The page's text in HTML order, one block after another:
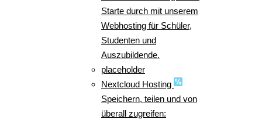
Starte durch mit unserem
Webhosting für Schüler,
Studenten und
Auszubildende.
placeholder
Nextcloud Hosting
Speichern, teilen und von
überall zugreifen: